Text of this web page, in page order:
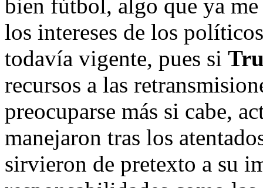
bien fútbol, algo que ya me
los intereses de los
todavía vigente, pues si
recursos a las
preocuparse más si cabe,
manejaron tras los
sirvieron de pretexto a su